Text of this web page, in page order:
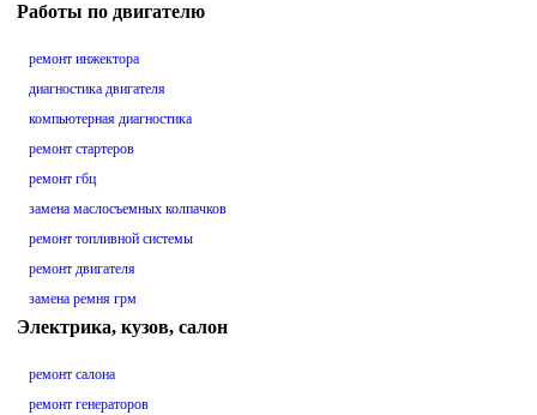
Работы по двигателю
ремонт инжектора
диагностика двигателя
компьютерная диагностика
ремонт стартеров
ремонт гбц
замена маслосъемных колпачков
ремонт топливной системы
ремонт двигателя
замена ремня грм
Электрика, кузов, салон
ремонт салона
ремонт генераторов